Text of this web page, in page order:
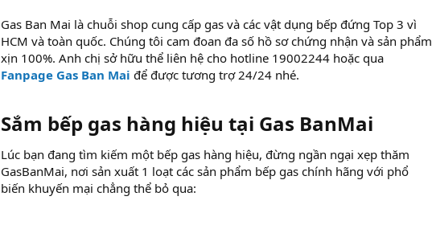
Gas Ban Mai là chuỗi shop cung cấp gas và các vật dụng bếp đứng Top 3 vì
HCM và toàn quốc. Chúng tôi cam đoan đa số hồ sơ chứng nhận và sản phẩm
xịn 100%. Anh chị sở hữu thể liên hệ cho hotline 19002244 hoặc qua
Fanpage Gas Ban Mai để được tương trợ 24/24 nhé.
Sắm bếp gas hàng hiệu tại Gas BanMai
Lúc bạn đang tìm kiếm một bếp gas hàng hiệu, đừng ngần ngại xẹp thăm
GasBanMai, nơi sản xuất 1 loạt các sản phẩm bếp gas chính hãng với phổ
biến khuyến mại chẳng thể bỏ qua: